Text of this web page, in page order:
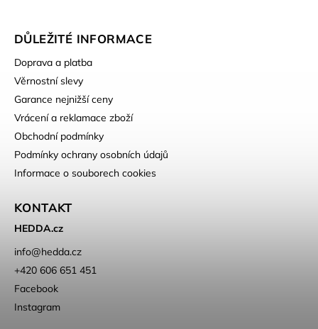
DŮLEŽITÉ INFORMACE
Doprava a platba
Věrnostní slevy
Garance nejnižší ceny
Vrácení a reklamace zboží
Obchodní podmínky
Podmínky ochrany osobních údajů
Informace o souborech cookies
KONTAKT
HEDDA.cz
info@hedda.cz
+420 606 651 451
Facebook
Instagram